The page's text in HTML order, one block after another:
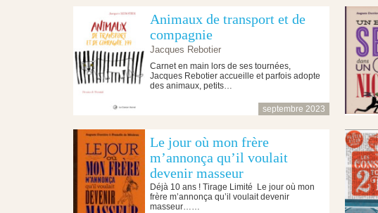
Animaux de transport et de
compagnie
Jacques Rebotier
Carnet en main lors de ses tournées,
Jacques Rebotier accueille et parfois adopte
des animaux, petits…
septembre 2023
Le jour où mon frère
m’annonça qu’il voulait
devenir masseur
Déjà 10 ans ! Tirage Limité Le jour où mon
frère m’annonça qu’il voulait devenir
masseur……